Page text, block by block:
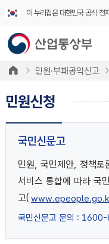
이 누리집은 대한민국 공식 전
민원·부패공익신고
민원신청
국민신문고
민원, 국민제안, 정책토
서비스 통합에 따라 국
고(
국민신문고 문의 :